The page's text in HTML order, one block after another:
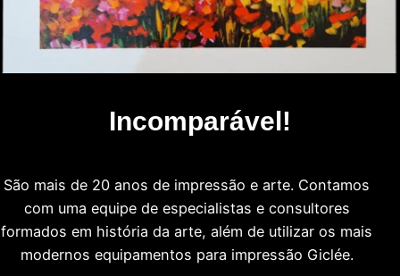
Incomparável!
São mais de 20 anos de impressão e arte. Contamos
com uma equipe de especialistas e consultores
formados em história da arte, além de utilizar os mais
modernos equipamentos para impressão Giclée.